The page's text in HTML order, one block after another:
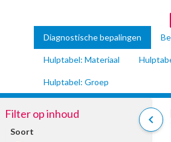
Diagnostische bepalingen
Hulptabel: Materiaal
Hulptabel: Groep
chevron_left
Filter op inhoud
Soort